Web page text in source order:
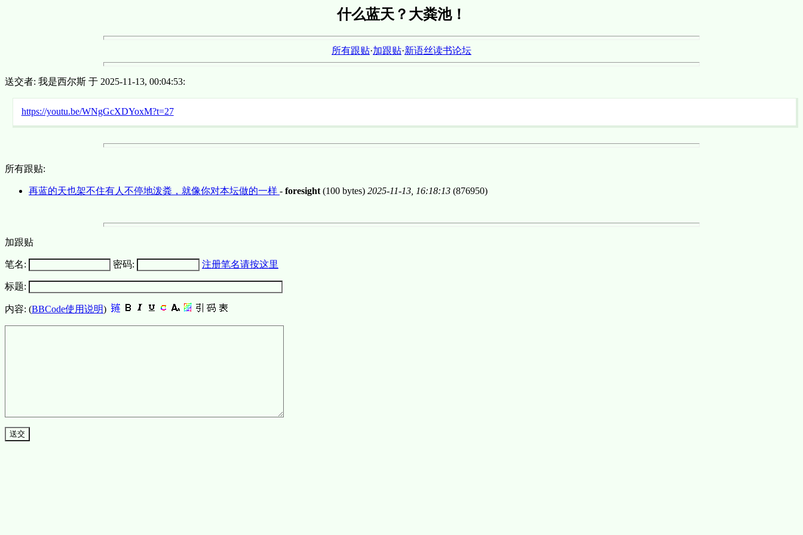
什么蓝天？大粪池！
所有跟贴·加跟贴·新语丝读书论坛
送交者: 我是西尔斯 于 2025-11-13, 00:04:53:
https://youtu.be/WNgGcXDYoxM?t=27
所有跟贴:
再蓝的天也架不住有人不停地泼粪，就像你对本坛做的一样 - foresight (100 bytes) 2025-11-13, 16:18:13 (876950)
加跟贴
笔名: 密码: 注册笔名请按这里
标题:
内容: (BBCode使用说明)